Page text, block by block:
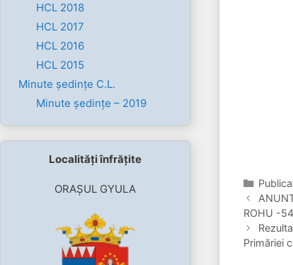
ROHU -54
Primăriei
HCL 2018
HCL 2017
HCL 2016
HCL 2015
Minute ședințe C.L.
Minute ședințe – 2019
Localități înfrățite
ORAȘUL GYULA